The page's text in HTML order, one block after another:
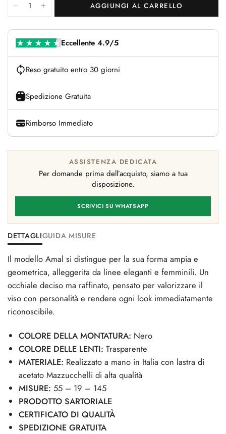
AGGIUNGI AL CARRELLO
Eccellente 4.9/5
Reso gratuito entro 30 giorni
Spedizione Gratuita
Rimborso Immediato
ASSISTENZA DEDICATA
Per domande prima dell’acquisto, siamo a tua
disposizione.
SCRIVICI SU WHATSAPP
DETTAGLIGUIDA MISURE
Il modello Amal si distingue per la sua forma ampia e
geometrica, alleggerita da linee eleganti e femminili. Un
occhiale deciso ma raffinato, pensato per valorizzare il
viso con personalità e rendere ogni look immediatamente
riconoscibile.
COLORE DELLA MONTATURA: Nero
COLORE DELLE LENTI: Trasparente
MATERIALE: Realizzato a mano in Italia con lastra di
acetato Mazzucchelli di alta qualità
MISURE: 55 – 19 – 145
PRODOTTO SARTORIALE
CERTIFICATO DI QUALITÀ
SPEDIZIONE GRATUITA